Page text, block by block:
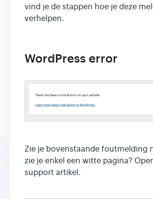
Hoasted.com →
vind je de stappen hoe je deze
verhelpen.
WordPress error
Zie je bovenstaande foutmelding
zie je enkel een witte pagina?
support artikel.